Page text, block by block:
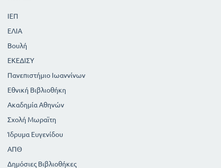
ΙΕΠ
ΕΛΙΑ
Βουλή
ΕΚΕΔΙΣΥ
Πανεπιστήμιο Ιωαννίνων
Εθνική Βιβλιοθήκη
Ακαδημία Αθηνών
Σχολή Μωραϊτη
Ίδρυμα Ευγενίδου
ΑΠΘ
Δημόσιες Βιβλιοθήκες